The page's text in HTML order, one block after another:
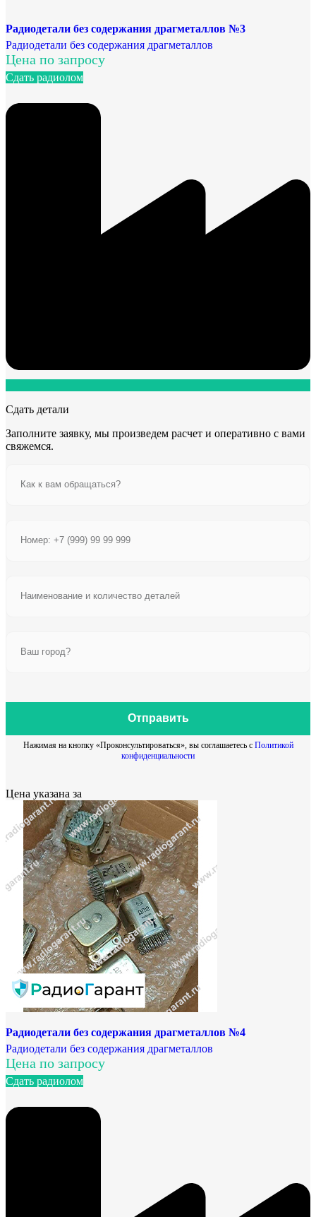
Радиодетали без содержания драгметаллов №3
Радиодетали без содержания драгметаллов
Цена по запросу
Сдать радиолом
Сдать детали
Заполните заявку, мы произведем расчет и оперативно с вами
свяжемся.
Отправить
Нажимая на кнопку «Проконсультироваться», вы соглашаетесь с Политикой
конфиденциальности
Цена указана за
Радиодетали без содержания драгметаллов №4
Радиодетали без содержания драгметаллов
Цена по запросу
Сдать радиолом